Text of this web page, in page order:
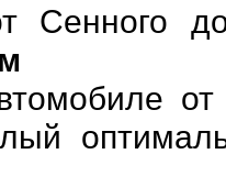
Сенного